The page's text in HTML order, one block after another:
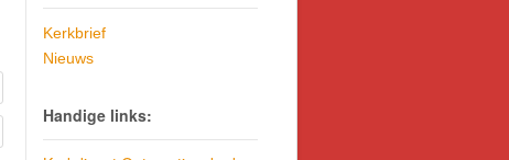
Kerkbrief
Nieuws
Handige links: